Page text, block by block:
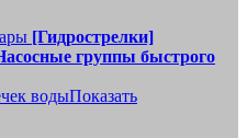
[Гидрострелки]
группы быстрого
водыПоказать